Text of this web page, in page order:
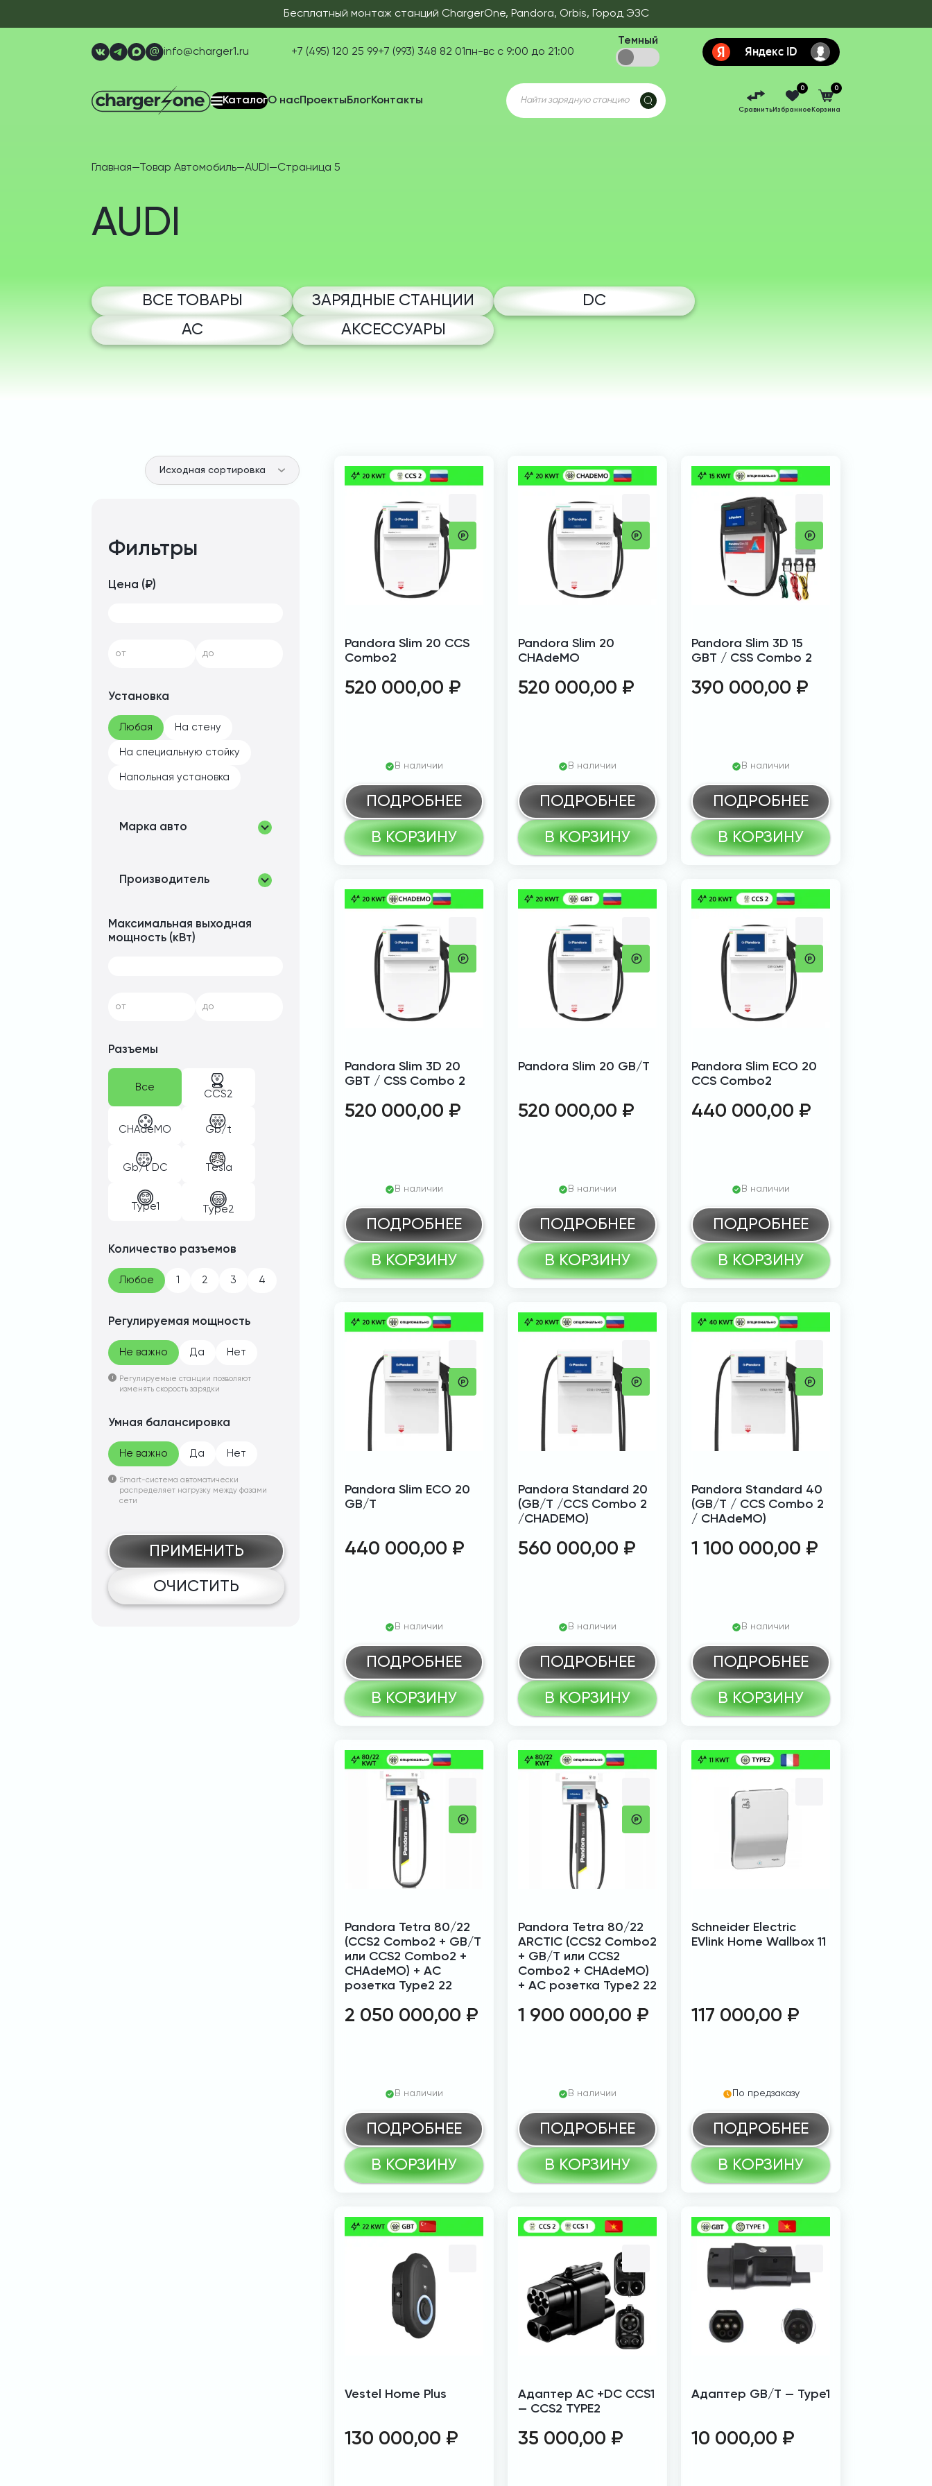
Бесплатный монтаж станций ChargerOne, Pandora, Orbis, Город ЭЗС
info@charger1.ru +7 (495) 120 25 99+7 (993) 348 82 01пн-вс с 9:00 до 21:00
Темный
КаталогО насПроектыБлогКонтакты
Поиск
товаров
Сравнить
0
Избранное
0
Корзина
Главная— Товар Автомобиль—AUDI —Страница 5
AUDI
ВСЕ ТОВАРЫ ЗАРЯДНЫЕ СТАНЦИИ
DC
AC
АКСЕССУАРЫ
Фильтры
Цена (₽)
от до
Установка
Любая На стену
На специальную стойку
Напольная установка
Марка авто
Производитель
Максимальная выходная
мощность (кВт)
от до
Разъемы
Все
CCS2
CHAdeMO Gb/t
Gb/t DC Tesla
Type1 Type2
Количество разъемов
Любое 1 2 3 4
Регулируемая мощность
Не важно Да Нет
Регулируемые станции позволяют
изменять скорость зарядки
Умная балансировка
Не важно Да Нет
Smart-система автоматически
распределяет нагрузку между фазами
сети
ПРИМЕНИТЬ
ОЧИСТИТЬ
Pandora Slim 20 CCS
Combo2
520 000,00 ₽
В наличии
ПОДРОБНЕЕ
В КОРЗИНУ
Pandora Slim 20
CHAdeMO
520 000,00 ₽
В наличии
ПОДРОБНЕЕ
В КОРЗИНУ
Pandora Slim 3D 15
GBT / CSS Combo 2
390 000,00 ₽
В наличии
ПОДРОБНЕЕ
В КОРЗИНУ
Pandora Slim 3D 20
GBT / CSS Combo 2
520 000,00 ₽
В наличии
ПОДРОБНЕЕ
В КОРЗИНУ
Pandora Slim 20 GB/T
520 000,00 ₽
В наличии
ПОДРОБНЕЕ
В КОРЗИНУ
Pandora Slim ECO 20
CCS Combo2
440 000,00 ₽
В наличии
ПОДРОБНЕЕ
В КОРЗИНУ
Pandora Slim ECO 20
GB/T
440 000,00 ₽
В наличии
ПОДРОБНЕЕ
В КОРЗИНУ
Pandora Standard 20
(GB/T /CCS Combo 2
/CHADEMO)
560 000,00 ₽
В наличии
ПОДРОБНЕЕ
В КОРЗИНУ
Pandora Standard 40
(GB/T / CCS Combo 2
/ CHAdeMO)
1 100 000,00 ₽
В наличии
ПОДРОБНЕЕ
В КОРЗИНУ
Pandora Tetra 80/22
(CCS2 Combo2 + GB/T
или CCS2 Combo2 +
CHAdeMO) + АС
розетка Type2 22
2 050 000,00 ₽
В наличии
ПОДРОБНЕЕ
В КОРЗИНУ
Pandora Tetra 80/22
ARCTIC (CCS2 Combo2
+ GB/T или CCS2
Combo2 + CHAdeMO)
+ АС розетка Type2 22
1 900 000,00 ₽
В наличии
ПОДРОБНЕЕ
В КОРЗИНУ
Schneider Electric
EVlink Home Wallbox 11
117 000,00 ₽
По предзаказу
ПОДРОБНЕЕ
В КОРЗИНУ
Vestel Home Plus
130 000,00 ₽
Адаптер AC +DC CCS1
— CCS2 TYPE2
35 000,00 ₽
Адаптер GB/T — Type1
10 000,00 ₽